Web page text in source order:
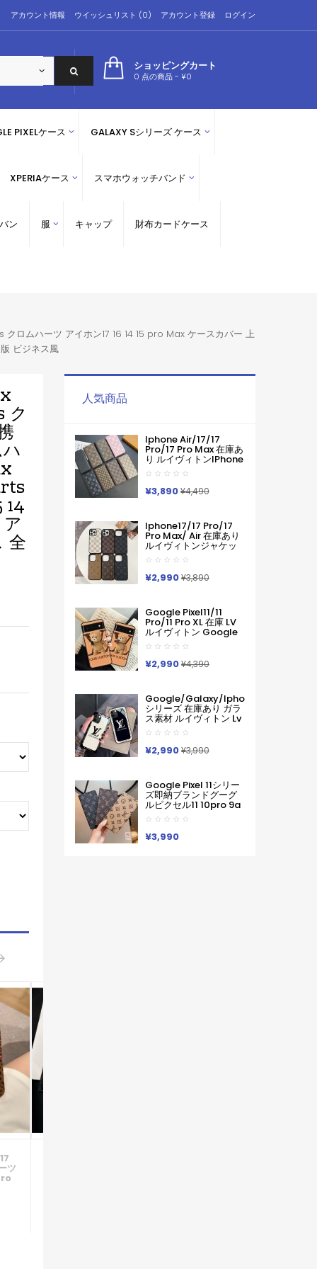
アカウント情報 ウイッシュリスト (0) アカウント登録 ログイン
ショッピングカート
0 点の商品 - ¥0
PIXELケース GALAXY Sシリーズ ケース
XPERIAケース スマホウォッチバンド
ン 服 キャップ 財布カードケース
ムハーツ アイホン17 16 14 15 pro Max ケースカバー 上
ビジネス風
ク
全
ツ
人気商品
Iphone Air/17/17
Pro/17 Pro Max 在庫あ
り ルイヴィトンiPhone
Air 17pro Max 16 15
Pro Maxケース手帳型
ブランドグッチカード
入れ IPhone17 16 15 14
Iphone11 12 13 14 手帳
型ケース メンズ本革製
スマホケース アイフォ
ン15 14 13 Pro Max 手
帳 携帯ケース
¥3,890¥4,490
Iphone17/17 Pro/17
Pro Max/ Air 在庫あり
ルイヴィトンジャケッ
ト型モノグラムダミエ
アイホンケース17 16 15
14 Pro Max 15 Plus 激
安革製メンズレディー
Max 16 15 Pro Maxケー
スカバー
¥2,990¥3,890
Google Pixel11/11
Pro/11 Pro XL 在庫 LV
ルイヴィトン Google
Pixel 11 10 Pro 9a 6 7a
8 9pro Iphone 16 17
Pro Max Galaxy S26
ケースハイブランド フ
番プリント ルイヴィト
ンGooglePixel6 Pixel7
Pixel8 9グーグ熊柄ル
ピクセル スマホケース
軽い 薄い ハードケース
Pixelなど全機種対応
¥2,990¥4,390
Google/galaxy/iphone
シリーズ 在庫あり ガラ
ス素材 ルイヴィトン Lv
Google Pixel 10a 10
Pro Xl 9a 8 7 Galaxy
A36 S26 Ultra S25 ア
イフォン17 Pro Max 16
ースサムソン ギャラク
シー S26 S25s24 S23
Ultraケース ルイヴィト
ン Lv ブランド レディー
ス男性女性 Google
¥2,990¥3,990
Google Pixel 11シリー
ズ即納ブランドグーグ
ルピクセル11 10pro 9a
8 Pro 7a 9proXL 手帳
型GalaxyS25 S26 S24
A55 A54 A53 アイフォ
ン16 15 18 17ケースルイ
¥3,990